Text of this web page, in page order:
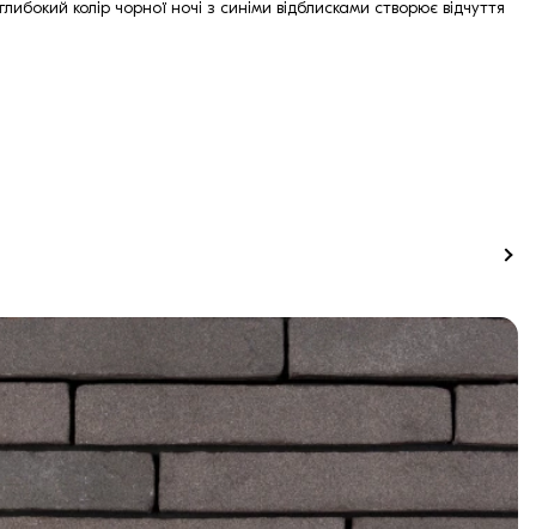
колір чорної ночі з синіми відблисками створює відчуття